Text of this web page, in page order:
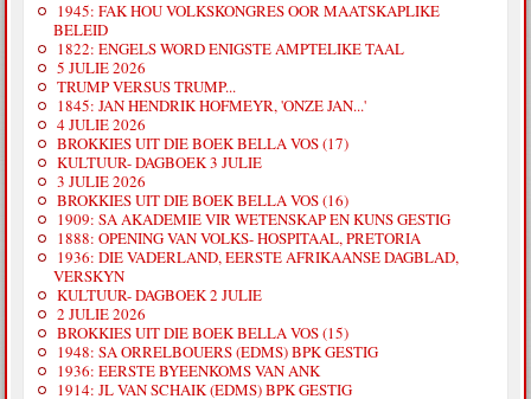
1945: FAK HOU VOLKSKONGRES OOR MAATSKAPLIKE
BELEID
1822: ENGELS WORD ENIGSTE AMPTELIKE TAAL
5 JULIE 2026
TRUMP VERSUS TRUMP...
1845: JAN HENDRIK HOFMEYR, 'ONZE JAN...'
4 JULIE 2026
BROKKIES UIT DIE BOEK BELLA VOS (17)
KULTUUR- DAGBOEK 3 JULIE
3 JULIE 2026
BROKKIES UIT DIE BOEK BELLA VOS (16)
1909: SA AKADEMIE VIR WETENSKAP EN KUNS GESTIG
1888: OPENING VAN VOLKS- HOSPITAAL, PRETORIA
1936: DIE VADERLAND, EERSTE AFRIKAANSE DAGBLAD,
VERSKYN
KULTUUR- DAGBOEK 2 JULIE
2 JULIE 2026
BROKKIES UIT DIE BOEK BELLA VOS (15)
1948: SA ORRELBOUERS (EDMS) BPK GESTIG
1936: EERSTE BYEENKOMS VAN ANK
1914: JL VAN SCHAIK (EDMS) BPK GESTIG